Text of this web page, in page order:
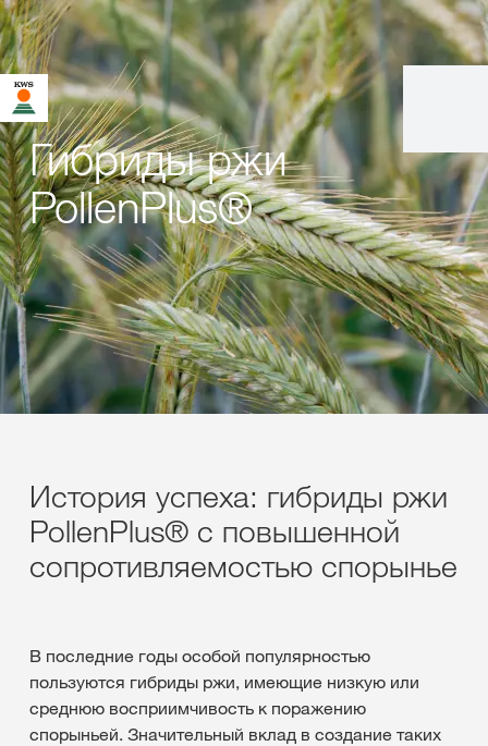
Гибриды ржи
PollenPlus®
История успеха: гибриды ржи
PollenPlus® с повышенной
сопротивляемостью спорынье
В последние годы особой популярностью
пользуются гибриды ржи, имеющие низкую или
среднюю восприимчивость к поражению
спорыньей. Значительный вклад в создание таких